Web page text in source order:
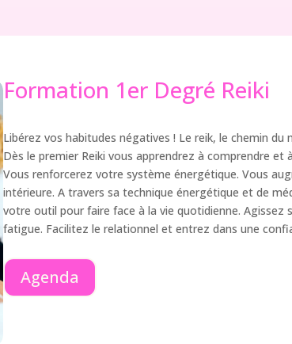
Formation 1er Degré Reiki
Libérez vos habitudes négatives ! Le reik, le chemin du
Dès le premier Reiki vous apprendrez à comprendre et
Vous renforcerez votre système énergétique. Vous
intérieure. A travers sa technique énergétique et de
votre outil pour faire face à la vie quotidienne. Agissez
fatigue. Facilitez le relationnel et entrez dans une
Agenda